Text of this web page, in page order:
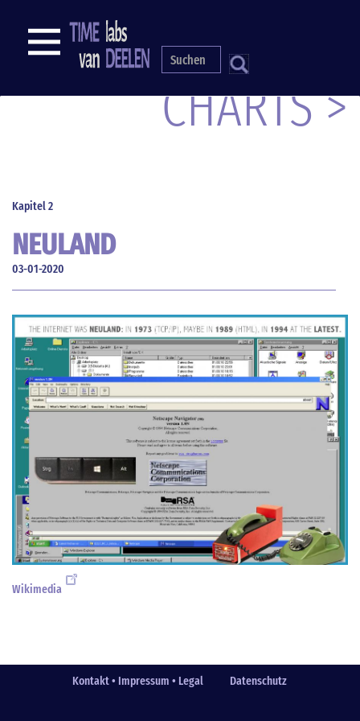
S
NAVIGATION
CHARTS >
Kapitel 2
NEULAND
03-01-2020
Wikimedia
Fußzeile
Kontakt • Impressum • Legal Datenschutz